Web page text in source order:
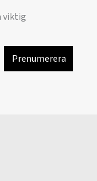
viktig